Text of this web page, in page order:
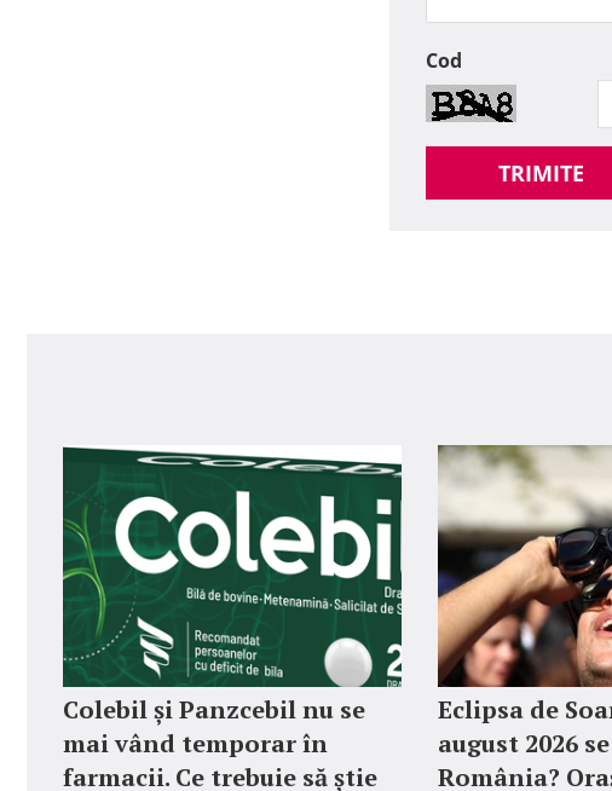
Cod
TRIMITE
Colebil și Panzcebil nu se
mai vând temporar în
farmacii. Ce trebuie să știe
Eclipsa de
august 2026
România?